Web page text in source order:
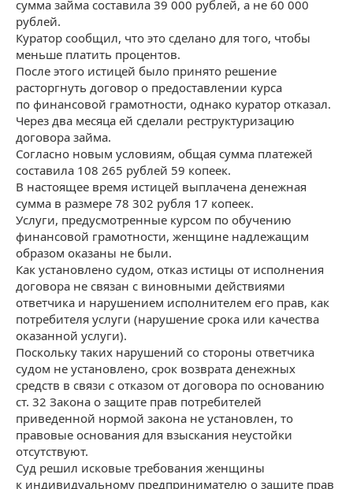
сумма займа составила 39 000 рублей, а не 60 000
рублей.
Куратор сообщил, что это сделано для того, чтобы
меньше платить процентов.
После этого истицей было принято решение
расторгнуть договор о предоставлении курса
по финансовой грамотности, однако куратор отказал.
Через два месяца ей сделали реструктуризацию
договора займа.
Согласно новым условиям, общая сумма платежей
составила 108 265 рублей 59 копеек.
В настоящее время истицей выплачена денежная
сумма в размере 78 302 рубля 17 копеек.
Услуги, предусмотренные курсом по обучению
финансовой грамотности, женщине надлежащим
образом оказаны не были.
Как установлено судом, отказ истицы от исполнения
договора не связан с виновными действиями
ответчика и нарушением исполнителем его прав, как
потребителя услуги (нарушение срока или качества
оказанной услуги).
Поскольку таких нарушений со стороны ответчика
судом не установлено, срок возврата денежных
средств в связи с отказом от договора по основанию
ст. 32 Закона о защите прав потребителей
приведенной нормой закона не установлен, то
правовые основания для взыскания неустойки
отсутствуют.
Суд решил исковые требования женщины
к индивидуальному предпринимателю о защите прав